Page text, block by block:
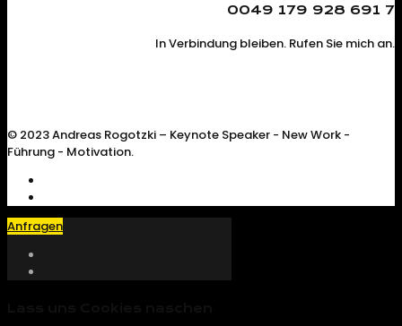
0049 179 928 691 7
In Verbindung bleiben. Rufen Sie mich an.
© 2023 Andreas Rogotzki – Keynote Speaker - New Work -
Führung - Motivation.
Anfragen